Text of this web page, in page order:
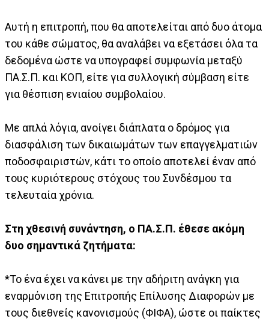
Αυτή η επιτροπή, που θα αποτελείται από δυο άτομα
του κάθε σώματος, θα αναλάβει να εξετάσει όλα τα
δεδομένα ώστε να υπογραφεί συμφωνία μεταξύ
ΠΑ.Σ.Π. και ΚΟΠ, είτε για συλλογική σύμβαση είτε
για θέσπιση ενιαίου συμβολαίου.
Με απλά λόγια, ανοίγει διάπλατα ο δρόμος για
διασφάλιση των δικαιωμάτων των επαγγελματιών
ποδοσφαιριστών, κάτι το οποίο αποτελεί έναν από
τους κυριότερους στόχους του Συνδέσμου τα
τελευταία χρόνια.
Στη χθεσινή συνάντηση, ο ΠΑ.Σ.Π. έθεσε ακόμη
δυο σημαντικά ζητήματα:
*Το ένα έχει να κάνει με την αδήριτη ανάγκη για
εναρμόνιση της Επιτροπής Επίλυσης Διαφορών με
τους διεθνείς κανονισμούς (ΦΙΦΑ), ώστε οι παίκτες